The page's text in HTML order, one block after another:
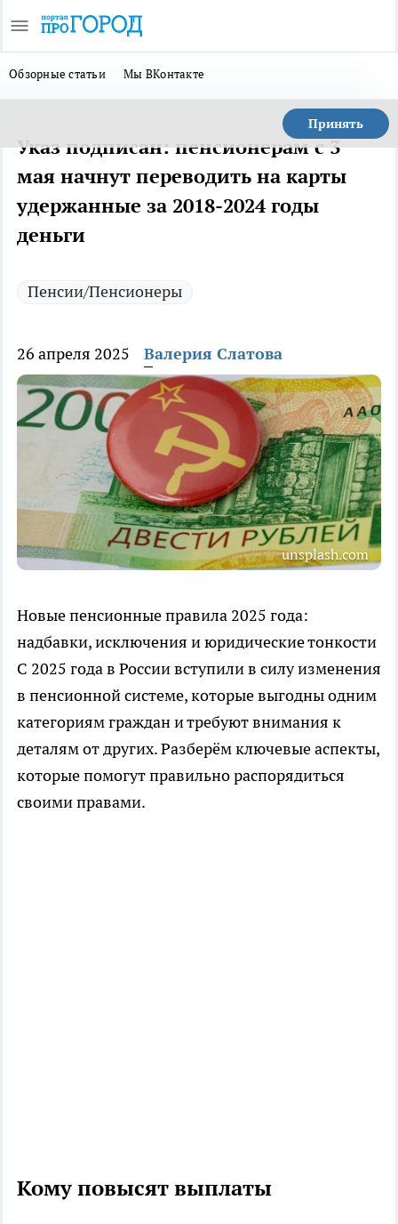
Обзорные статьи Мы ВКонтакте
Принять
Указ подписан: пенсионерам с 3
мая начнут переводить на карты
удержанные за 2018-2024 годы
деньги
Пенсии/Пенсионеры
26 апреля 2025 Валерия Слатова
unsplash.com
Новые пенсионные правила 2025 года:
надбавки, исключения и юридические тонкости
С 2025 года в России вступили в силу изменения
в пенсионной системе, которые выгодны одним
категориям граждан и требуют внимания к
деталям от других. Разберём ключевые аспекты,
которые помогут правильно распорядиться
своими правами.
Кому повысят выплаты